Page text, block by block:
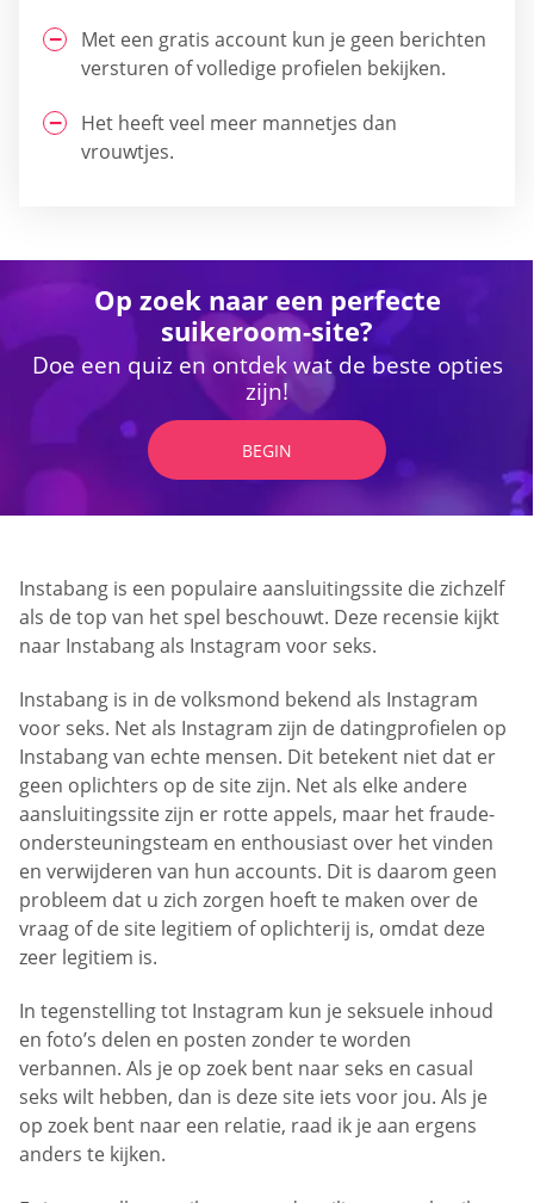
Met een gratis account kun je geen berichten
versturen of volledige profielen bekijken.
Het heeft veel meer mannetjes dan
vrouwtjes.
Op zoek naar een perfecte
suikeroom-site?
Doe een quiz en ontdek wat de beste opties
zijn!
BEGIN
Instabang is een populaire aansluitingssite die zichzelf
als de top van het spel beschouwt. Deze recensie kijkt
naar Instabang als Instagram voor seks.
Instabang is in de volksmond bekend als Instagram
voor seks. Net als Instagram zijn de datingprofielen op
Instabang van echte mensen. Dit betekent niet dat er
geen oplichters op de site zijn. Net als elke andere
aansluitingssite zijn er rotte appels, maar het fraude-
ondersteuningsteam en enthousiast over het vinden
en verwijderen van hun accounts. Dit is daarom geen
probleem dat u zich zorgen hoeft te maken over de
vraag of de site legitiem of oplichterij is, omdat deze
zeer legitiem is.
In tegenstelling tot Instagram kun je seksuele inhoud
en foto’s delen en posten zonder te worden
verbannen. Als je op zoek bent naar seks en casual
seks wilt hebben, dan is deze site iets voor jou. Als je
op zoek bent naar een relatie, raad ik je aan ergens
anders te kijken.